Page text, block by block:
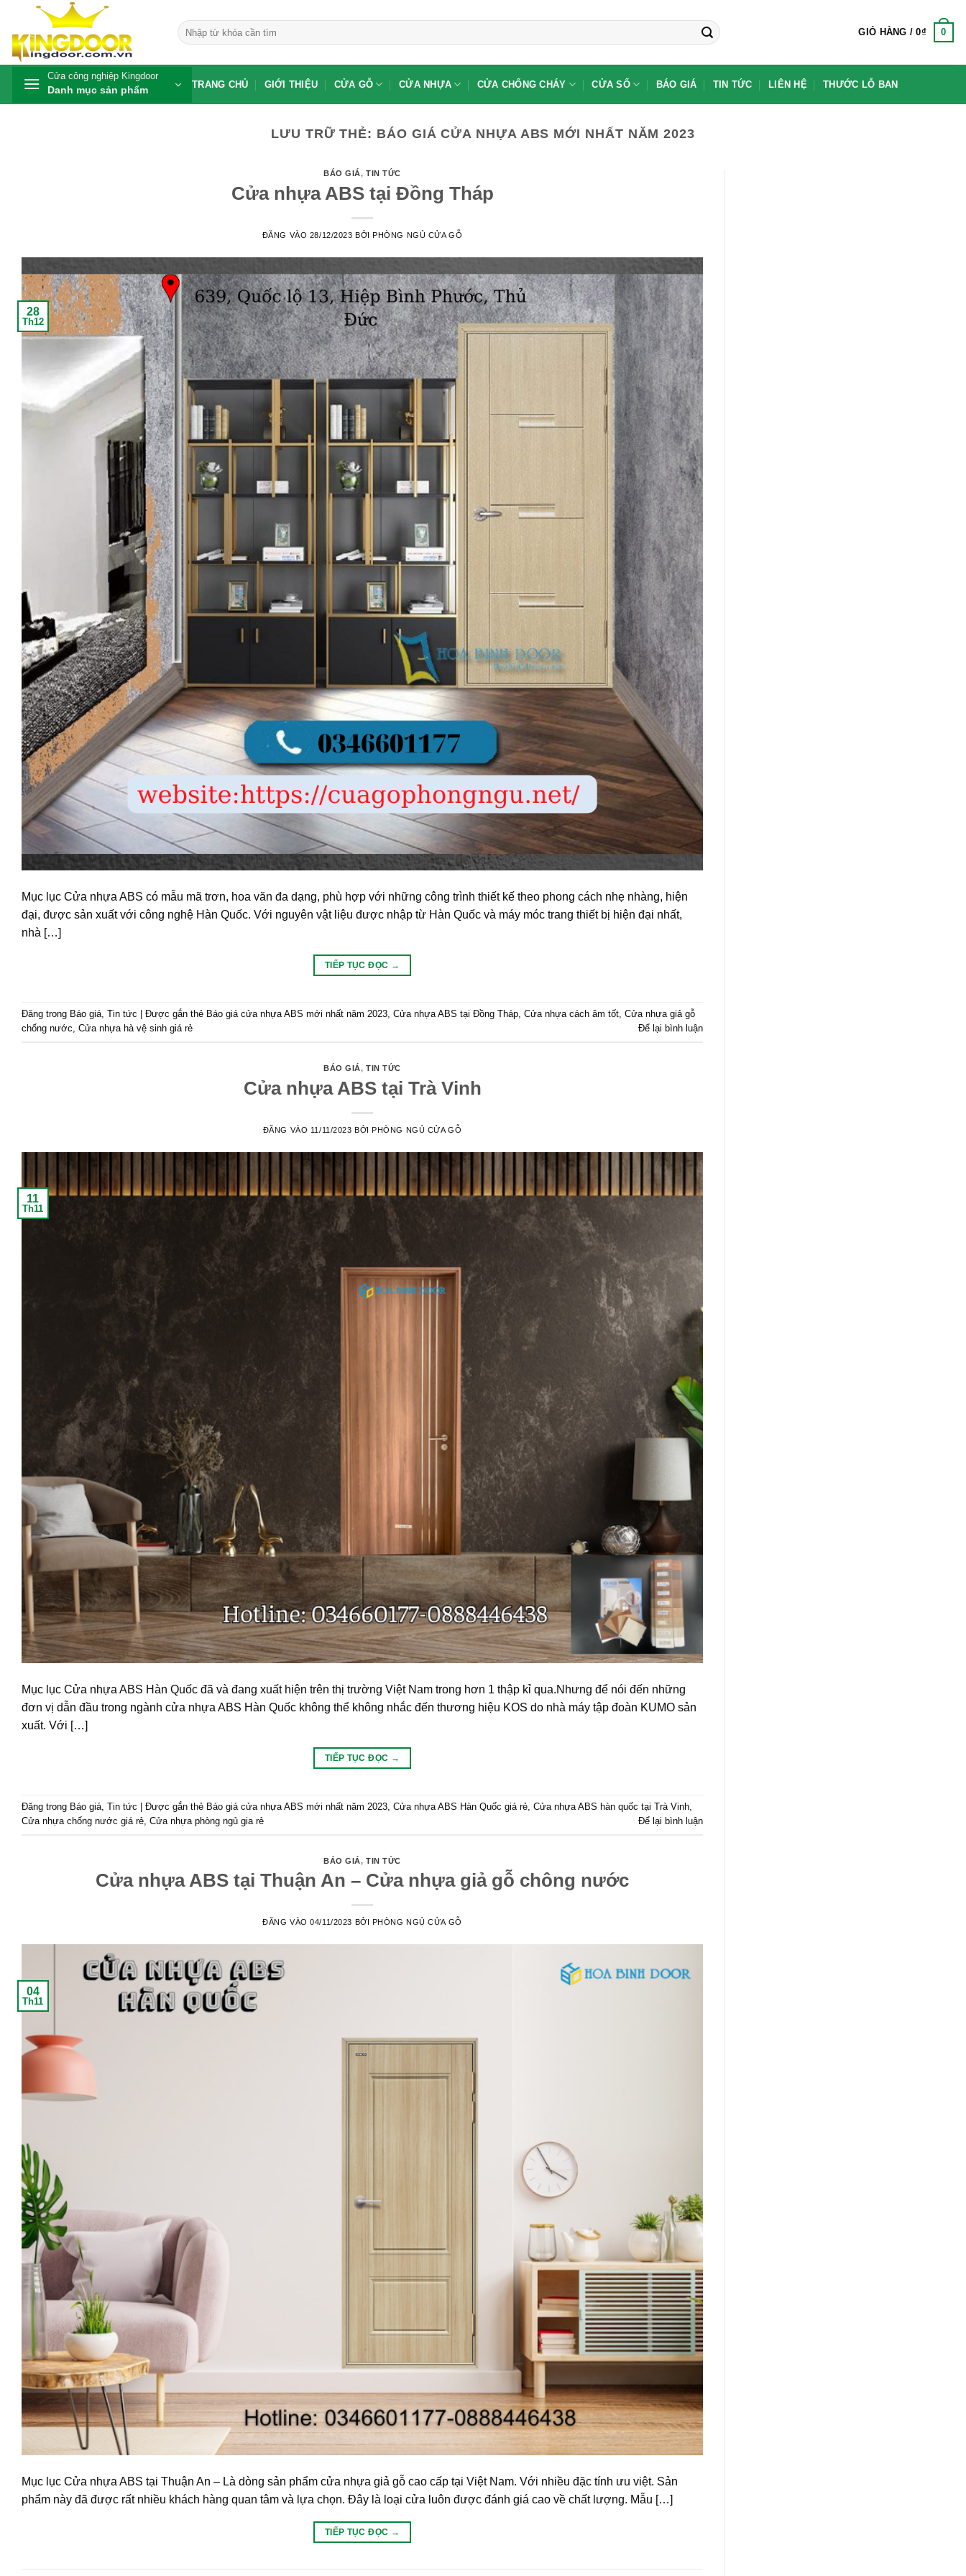
nội
dung
Tìm
kiếm:
GIỎ HÀNG /0₫ 0
Cửa công nghiệp Kingdoor
Danh mục sản phẩm TRANG CHỦ GIỚI THIỆU CỬA GỖ CỬA NHỰA CỬA CHỐNG CHÁY CỬA SỔ BÁO GIÁ TIN TỨC LIÊN HỆ THƯỚC LỖ BAN
LƯU TRỮ THẺ: BÁO GIÁ CỬA NHỰA ABS MỚI NHẤT NĂM 2023
BÁO GIÁ,TIN TỨC
Cửa nhựa ABS tại Đồng Tháp
ĐĂNG VÀO 28/12/2023 BỞIPHÒNG NGỦ CỬA GỖ
28
Th12
Mục lục Cửa nhựa ABS có mẫu mã trơn, hoa văn đa dạng, phù hợp với những công trình thiết kế theo phong cách nhẹ nhàng, hiện
đại, được sản xuất với công nghệ Hàn Quốc. Với nguyên vật liệu được nhập từ Hàn Quốc và máy móc trang thiết bị hiện đại nhất,
nhà […]
TIẾP TỤC ĐỌC →
Đăng trong Báo giá, Tin tức Được gắn thẻ Báo giá cửa nhựa ABS mới nhất năm 2023, Cửa nhựa ABS tại Đồng Tháp, Cửa nhựa cách âm tốt, Cửa nhựa giả gỗ
chống nước, Cửa nhựa hà vệ sinh giá rẻ Để lại bình luận
BÁO GIÁ,TIN TỨC
Cửa nhựa ABS tại Trà Vinh
ĐĂNG VÀO 11/11/2023 BỞIPHÒNG NGỦ CỬA GỖ
11
Th11
Mục lục Cửa nhựa ABS Hàn Quốc đã và đang xuất hiện trên thị trường Việt Nam trong hơn 1 thập kỉ qua.Nhưng để nói đến những
đơn vị dẫn đầu trong ngành cửa nhựa ABS Hàn Quốc không thể không nhắc đến thương hiệu KOS do nhà máy tập đoàn KUMO sản
xuất. Với […]
TIẾP TỤC ĐỌC →
Đăng trong Báo giá, Tin tức Được gắn thẻ Báo giá cửa nhựa ABS mới nhất năm 2023, Cửa nhựa ABS Hàn Quốc giá rẻ, Cửa nhựa ABS hàn quốc tại Trà Vinh,
Cửa nhựa chống nước giá rẻ, Cửa nhựa phòng ngủ gia rẻ Để lại bình luận
BÁO GIÁ,TIN TỨC
Cửa nhựa ABS tại Thuận An – Cửa nhựa giả gỗ chông nước
ĐĂNG VÀO04/11/2023 BỞI PHÒNG NGỦ CỬA GỖ
04
Th11
Mục lục Cửa nhựa ABS tại Thuận An – Là dòng sản phẩm cửa nhựa giả gỗ cao cấp tại Việt Nam. Với nhiều đặc tính ưu việt. Sản
phẩm này đã được rất nhiều khách hàng quan tâm và lựa chọn. Đây là loại cửa luôn được đánh giá cao về chất lượng. Mẫu […]
TIẾP TỤC ĐỌC →